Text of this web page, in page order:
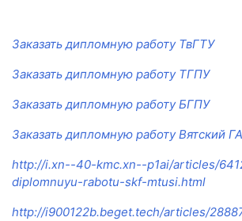
Заказать дипломную работу ТвГТУ
Заказать дипломную работу ТГПУ
Заказать дипломную работу БГПУ
Заказать дипломную работу Вятский
http://i.xn--40-kmc.xn--p1ai/articles/
diplomnuyu-rabotu-skf-mtusi.html
http://i900122b.beget.tech/articles/